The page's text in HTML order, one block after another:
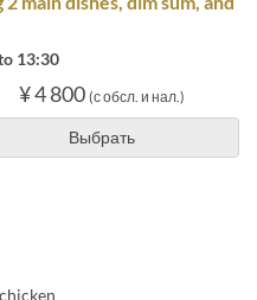
13:30
¥ 4 800 (с обсл. и нал.)
Выбрать